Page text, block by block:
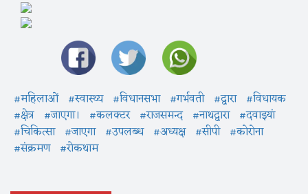
#महिलाओं #स्वास्थ्य #विधानसभा #गर्भवती #द्वारा #विधायक
#क्षेत्र #जाएगा। #कलक्टर #राजसमन्द #नाथद्वारा #दवाइयां
#चिकित्सा #जाएगा #उपलब्ध #अध्यक्ष #सीपी #कोरोना
#संक्रमण #रोकथाम